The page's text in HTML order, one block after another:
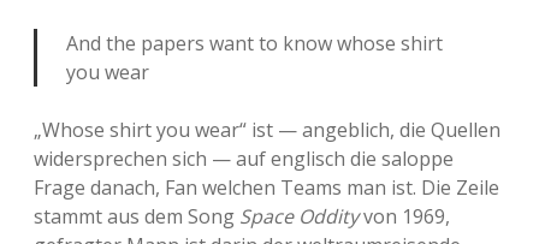
And the papers want to know whose shirt
you wear
„Whose shirt you wear“ ist — angeblich, die Quellen
widersprechen sich — auf englisch die saloppe
Frage danach, Fan welchen Teams man ist. Die Zeile
stammt aus dem Song Space Oddityvon 1969,